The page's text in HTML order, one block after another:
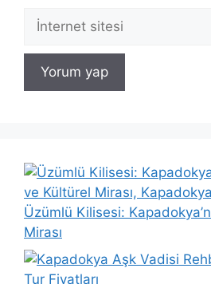
İnternet
Üzümlü Kilisesi:
Mirası